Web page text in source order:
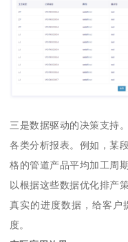
三是数据驱动的决策支持
各类分析报表。例如，某
格的管道产品平均加工周
以根据这些数据优化排产
真实的进度数据，给客户
度。